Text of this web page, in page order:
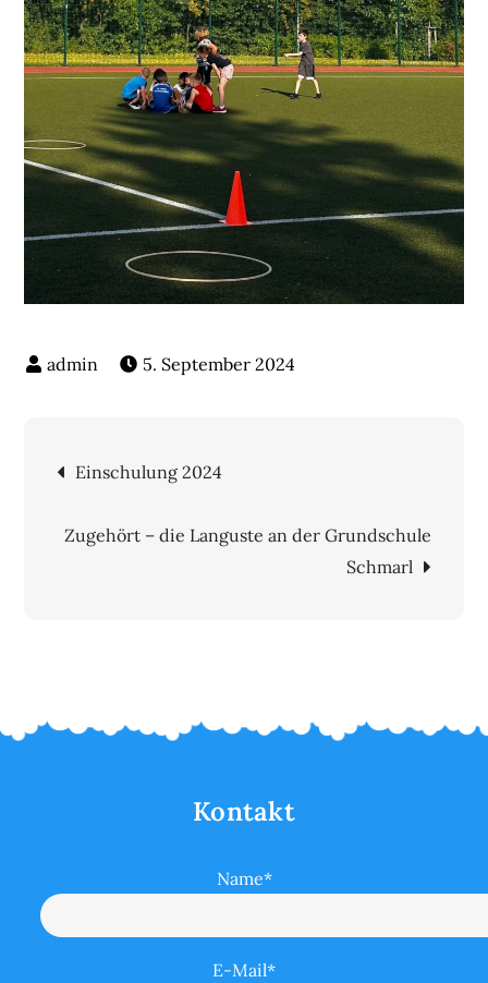
5. September 2024
Beitragsnavigation
Einschulung 2024
Zugehört – die Languste an der Grundschule
Schmarl
Kontakt
Name*
E-Mail*